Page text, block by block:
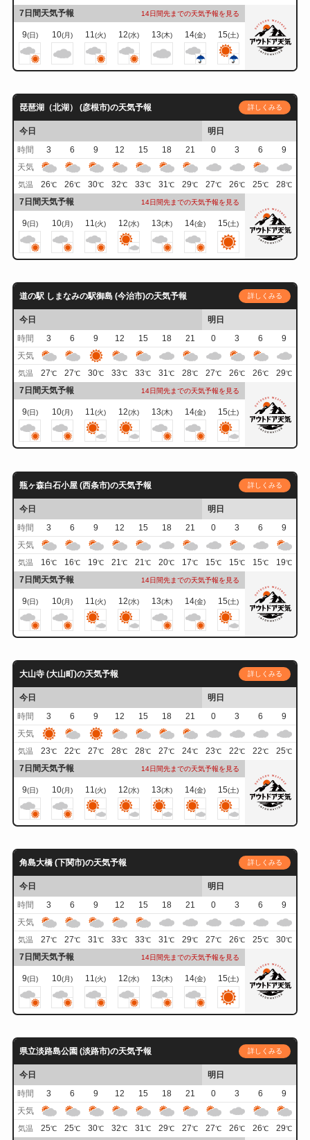
7日間天気予報
14日間先までの天気予報を見る
9(日) 10(月) 11(火) 12(水) 13(木) 14(金) 15(土)
琵琶湖（北湖） (彦根市)の天気予報 詳しくみる
今日
明日
時間
3 6 9 12 15 18 21 0 3 6
9
天気
気温 26℃ 26℃ 30℃ 32℃ 33℃ 31℃ 29℃ 27℃ 26℃ 25℃ 28℃
7日間天気予報 14日間先までの天気予報を見る
9(日) 10(月) 11(火) 12(水) 13(木) 14(金) 15(土)
道の駅 しまなみの駅御島 (今治市)の天気予報 詳しくみる
今日
明日
時間
3 6 9 12 15 18 21 0 3 6
9
天気
気温 27℃ 27℃ 30℃ 33℃ 33℃ 31℃ 28℃ 27℃ 26℃ 26℃ 29℃
7日間天気予報 14日間先までの天気予報を見る
9(日) 10(月) 11(火) 12(水) 13(木) 14(金) 15(土)
瓶ヶ森白石小屋 (西条市)の天気予報 詳しくみる
今日
明日
時間
3 6 9 12 15 18 21 0 3 6
9
天気
気温 16℃ 16℃ 19℃ 21℃ 21℃ 20℃ 17℃ 15℃ 15℃ 15℃ 19℃
7日間天気予報 14日間先までの天気予報を見る
9(日) 10(月) 11 (火) 12(水) 13(木) 14(金) 15(土)
大山寺 (大山町)の天気予報 詳しくみる
今日
明日
時間
3 6 9 12 15 18 21 0 3 6
9
天気
気温 23℃ 22℃ 27℃ 28℃ 28℃ 27℃ 24℃ 23℃ 22℃ 22℃ 25℃
7日間天気予報 14日間先までの天気予報を見る
9(日) 10(月) 11(火) 12(水) 13(木) 14(金) 15(土)
角島大橋 (下関市)の天気予報 詳しくみる
今日
明日
時間
3 6 9 12 15 18 21 0 3 6
9
天気
気温 27℃ 27℃ 31℃ 33℃ 33℃ 31℃ 29℃ 27℃ 26℃ 25℃ 30℃
7日間天気予報 14日間先までの天気予報を見る
9(日) 10(月) 11(火) 12(水) 13(木) 14(金) 15(土)
県立淡路島公園 (淡路市)の天気予報 詳しくみる
今日
明日
時間
3 6 9 12 15 18 21 0 3 6
9
天気
気温 25℃ 25℃ 30℃ 32℃ 31℃ 29℃ 27℃ 27℃ 26℃ 26℃ 29℃